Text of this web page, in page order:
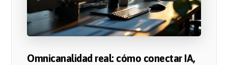
Omnicanalidad real: cómo conectar IA,